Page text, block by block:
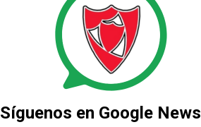
Síguenos en Google News